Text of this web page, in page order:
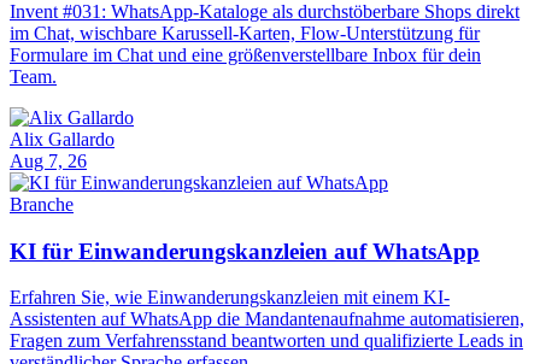
Invent #031: WhatsApp-Kataloge als durchstöberbare Shops direkt
im Chat, wischbare Karussell-Karten, Flow-Unterstützung für
Formulare im Chat und eine größenverstellbare Inbox für dein
Team.
Alix Gallardo
Aug 7, 26
Branche
KI für Einwanderungskanzleien auf WhatsApp
Erfahren Sie, wie Einwanderungskanzleien mit einem KI-
Assistenten auf WhatsApp die Mandantenaufnahme automatisieren,
Fragen zum Verfahrensstand beantworten und qualifizierte Leads in